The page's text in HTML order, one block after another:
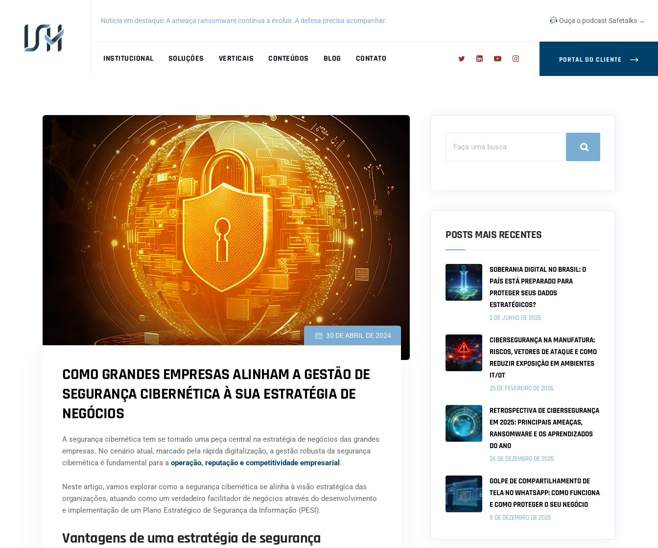
Notícia em destaque: A ameaça ransomware continua a evoluir. A defesa precisa acompanhar. Ouça o podcast Safetalks →
INSTITUCIONAL SOLUÇÕES VERTICAIS CONTEÚDOS BLOG CONTATO PORTAL DO CLIENTE
30 DE ABRIL DE 2024
COMO GRANDES EMPRESAS ALINHAM A GESTÃO DE
SEGURANÇA CIBERNÉTICA À SUA ESTRATÉGIA DE
NEGÓCIOS
A segurança cibernética tem se tornado uma peça central na estratégia de negócios das grandes
empresas. No cenário atual, marcado pela rápida digitalização, a gestão robusta da segurança
cibernética é fundamental para a operação, reputação e competitividade empresarial .
Neste artigo, vamos explorar como a segurança cibernética se alinha à visão estratégica das
organizações, atuando como um verdadeiro facilitador de negócios através do desenvolvimento
e implementação de um Plano Estratégico de Segurança da Informação (PESI).
Vantagens de uma estratégia de segurança
POSTS MAIS RECENTES
SOBERANIA DIGITAL NO BRASIL: O
PAÍS ESTÁ PREPARADO PARA
PROTEGER SEUS DADOS
ESTRATÉGICOS?
2 DE JUNHO DE 2026
CIBERSEGURANÇA NA MANUFATURA:
RISCOS, VETORES DE ATAQUE E COMO
REDUZIR EXPOSIÇÃO EM AMBIENTES
IT/OT
25 DE FEVEREIRO DE 2026
RETROSPECTIVA DE CIBERSEGURANÇA
EM 2025: PRINCIPAIS AMEAÇAS,
RANSOMWARE E OS APRENDIZADOS
DO ANO
26 DE DEZEMBRO DE 2025
GOLPE DE COMPARTILHAMENTO DE
TELA NO WHATSAPP: COMO FUNCIONA
E COMO PROTEGER O SEU NEGÓCIO
9 DE DEZEMBRO DE 2025